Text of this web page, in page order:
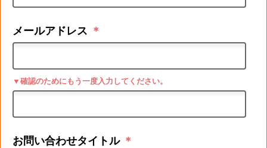
メールアドレス ＊
▼確認のためにもう一度入力してください。
お問い合わせタイトル ＊